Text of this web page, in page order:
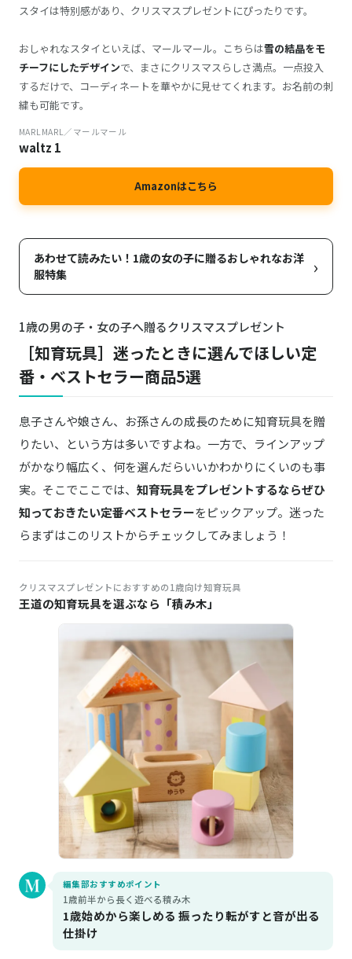
スタイは特別感があり、クリスマスプレゼントにぴったりです。
おしゃれなスタイといえば、マールマール。こちらは雪の結晶をモ
チーフにしたデザインで、まさにクリスマスらしさ満点。一点投入
するだけで、コーディネートを華やかに見せてくれます。お名前の刺
繍も可能です。
MARLMARL／マールマール
waltz 1
Amazonはこちら
あわせて読みたい！1歳の女の子に贈るおしゃれなお洋
服特集
›
1歳の男の子・女の子へ贈るクリスマスプレゼント
［知育玩具］迷ったときに選んでほしい定
番・ベストセラー商品5選
息子さんや娘さん、お孫さんの成長のために知育玩具を贈
りたい、という方は多いですよね。一方で、ラインアップ
がかなり幅広く、何を選んだらいいかわかりにくいのも事
実。そこでここでは、 知育玩具をプレゼントするならぜひ
知っておきたい定番ベストセラーをピックアップ。迷った
らまずはこのリストからチェックしてみましょう！
クリスマスプレゼントにおすすめの1歳向け知育玩具
王道の知育玩具を選ぶなら「積み木」
編集部おすすめポイント
1歳前半から長く遊べる積み木
1歳始めから楽しめる 振ったり転がすと音が出る
仕掛け